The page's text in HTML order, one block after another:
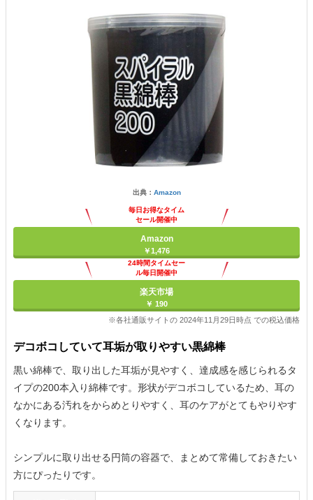
出典： Amazon
毎日お得なタイム
セール開催中
Amazon
￥1,476
24時間タイムセー
ル毎日開催中
楽天市場
￥ 190
※各社通販サイトの 2024年11月29日時点 での税込価格
デコボコしていて耳垢が取りやすい黒綿棒
黒い綿棒で、取り出した耳垢が見やすく、達成感を感じられるタ
イプの200本入り綿棒です。形状がデコボコしているため、耳の
なかにある汚れをからめとりやすく、耳のケアがとてもやりやす
くなります。
シンプルに取り出せる円筒の容器で、まとめて常備しておきたい
方にぴったりです。